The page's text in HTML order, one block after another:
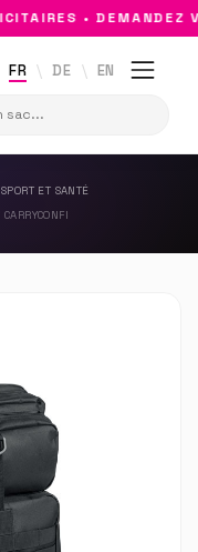
• DEMANDEZ
FR DE EN
SPORT ET SANTÉ
CARRYCONFI